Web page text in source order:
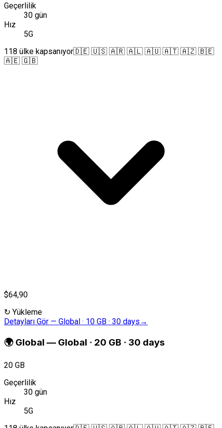
Geçerlilik
30 gün
Hız
5G
118 ülke kapsanıyor🇩🇪 🇺🇸 🇦🇷 🇦🇱 🇦🇺 🇦🇹 🇦🇿 🇧🇪
🇦🇪 🇬🇧
$64,90
↻ Yükleme
Detayları Gör — Global · 10 GB · 30 days →
🌍 Global — Global · 20 GB · 30 days
20 GB
Geçerlilik
30 gün
Hız
5G